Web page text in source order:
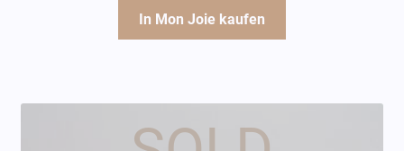
In Mon Joie kaufen